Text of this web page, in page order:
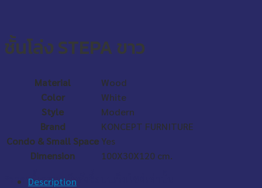
ชั้นโล่ง STEPA ขาว
Material
Wood
Color
White
Style
Modern
Brand
KONCEPT FURNITURE
Condo & Small Space Yes
Dimension
100X30X120 cm.
*ราคานี้เฉพาะเมื่อสั่งซื้อบนเว็บไซต์เท่านั้น
Description